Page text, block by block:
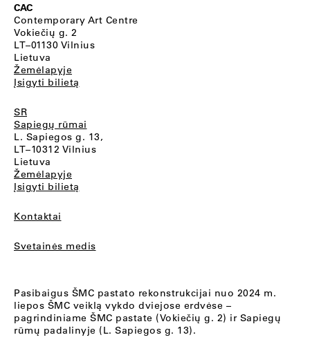
CAC
Contemporary Art Centre
Vokiečių g. 2
LT–01130 Vilnius
Lietuva
Žemėlapyje
Įsigyti bilietą
SR
Sapiegų rūmai
L. Sapiegos g. 13,
LT–10312 Vilnius
Lietuva
Žemėlapyje
Įsigyti bilietą
Kontaktai
Svetainės medis
Pasibaigus ŠMC pastato rekonstrukcijai nuo 2024 m.
liepos ŠMC veiklą vykdo dviejose erdvėse –
pagrindiniame ŠMC pastate (Vokiečių g. 2) ir Sapiegų
rūmų padalinyje (L. Sapiegos g. 13).